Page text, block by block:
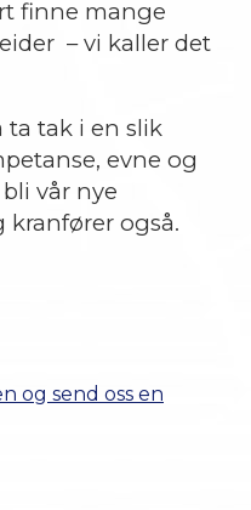
finne mange
– vi kaller det
ta tak i en slik
evne og
vår nye
kranfører også.
og send oss en